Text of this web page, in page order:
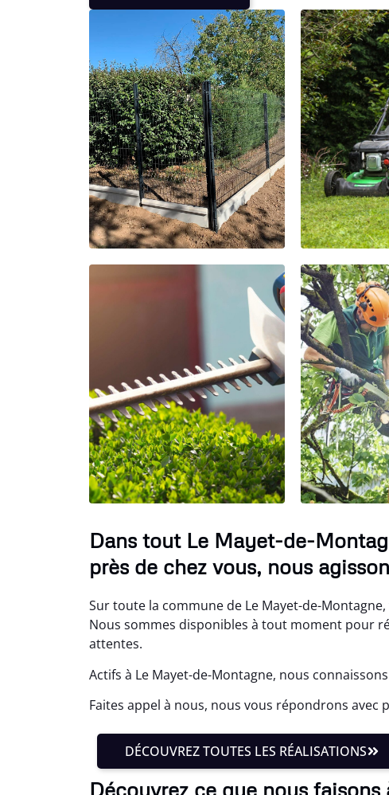
Dans tout Le Mayet-de-
près de chez vous, nous
Sur toute la commune de Le Mayet-de-
Nous sommes disponibles à tout moment pour
attentes.
Actifs à Le Mayet-de-Montagne, nous
Faites appel à nous, nous vous répondrons avec
DÉCOUVREZ TOUTES LES RÉALISATIONS
Découvrez ce que nous